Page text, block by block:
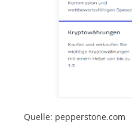
Quelle: pepperstone.com